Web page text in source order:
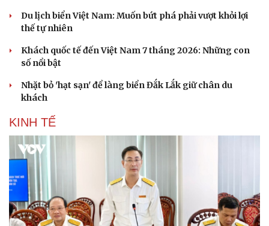
Du lịch biển Việt Nam: Muốn bứt phá phải vượt khỏi lợi
thế tự nhiên
Khách quốc tế đến Việt Nam 7 tháng 2026: Những con
số nổi bật
Nhặt bỏ 'hạt sạn' để làng biển Đắk Lắk giữ chân du
khách
KINH TẾ